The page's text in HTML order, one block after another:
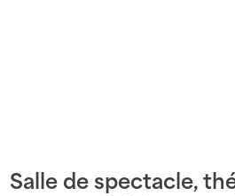
Salle de spectacle,